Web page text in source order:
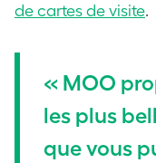
de cartes de visite.
« MOO
les plus
que vous